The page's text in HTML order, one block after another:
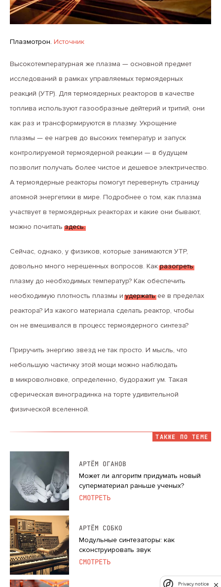
Плазмотрон. Источник
Высокотемпературная же плазма — основной предмет
исследований в рамках управляемых термоядерных
реакций (УТР). Для термоядерных реакторов в качестве
топлива используют газообразные дейтерий и тритий, они
как раз и трансформируются в плазму. Укрощение
плазмы — ее нагрев до высоких температур и запуск
контролируемой термоядерной реакции — в будущем
позволит получать более чистое и дешевое электричество.
А термоядерные реакторы помогут перевернуть страницу
атомной энергетики в мире. Подробнее о том, как плазма
участвует в термоядерных реакторах и какие они бывают,
можно почитатьздесь.
Сейчас, однако, у физиков, которые занимаются УТР,
довольно много нерешенных вопросов. Какразогреть
плазму до необходимых температур? Как обеспечить
необходимую плотность плазмы иудержатьее в пределах
реактора? Из какого материала сделать реактор, чтобы
он не вмешивался в процесс термоядерного синтеза?
Приручить энергию звезд не так просто. И мысль, что
небольшую частичку этой мощи можно наблюдать
в микроволновке, определенно, будоражит ум. Такая
сферическая виноградинка на торте удивительной
физической вселенной.
ТАКЖЕ ПО ТЕМЕ
АРТЁМ ОГАНОВ
Может ли алгоритм придумать новый
суперматериал раньше ученых?
СМОТРЕТЬ
АРТЁМ СОБКО
Модульные синтезаторы: как
сконструировать звук
СМОТРЕТЬ
Privacy notice